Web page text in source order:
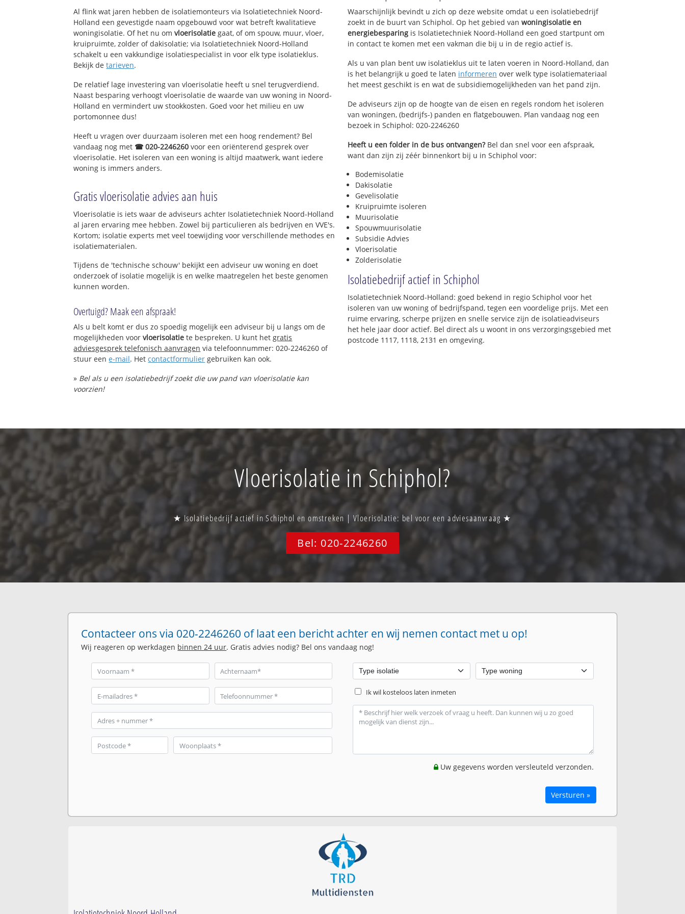
Al flink wat jaren hebben de isolatiemonteurs via Isolatietechniek Noord-
Holland een gevestigde naam opgebouwd voor wat betreft kwalitatieve
woningisolatie. Of het nu omvloerisolatie gaat, of om spouw, muur, vloer,
kruipruimte, zolder of dakisolatie; via Isolatietechniek Noord-Holland
schakelt u een vakkundige isolatiespecialist in voor elk type isolatieklus.
Bekijk detarieven.
De relatief lage investering van vloerisolatie heeft u snel terugverdiend.
Naast besparing verhoogt vloerisolatie de waarde van uw woning in Noord-
Holland en vermindert uw stookkosten. Goed voor het milieu en uw
portomonnee dus!
Heeft u vragen over duurzaam isoleren met een hoog rendement? Bel
vandaag nog met ☎ 020-2246260 voor een oriënterend gesprek over
vloerisolatie. Het isoleren van een woning is altijd maatwerk, want iedere
woning is immers anders.
Gratis vloerisolatie advies aan huis
Vloerisolatie is iets waar de adviseurs achter Isolatietechniek Noord-Holland
al jaren ervaring mee hebben. Zowel bij particulieren als bedrijven en VVE's.
Kortom; isolatie experts met veel toewijding voor verschillende methodes en
isolatiematerialen.
Tijdens de 'technische schouw' bekijkt een adviseur uw woning en doet
onderzoek of isolatie mogelijk is en welke maatregelen het beste genomen
kunnen worden.
Overtuigd? Maak een afspraak!
Als u belt komt er dus zo spoedig mogelijk een adviseur bij u langs om de
mogelijkheden voorvloerisolatie te bespreken. U kunt hetgratis
adviesgesprek telefonisch aanvragen via telefoonnummer: 020-2246260 of
stuur eene-mail. Hetcontactformulier gebruiken kan ook.
» Bel als u een isolatiebedrijf zoekt die uw pand van vloerisolatie kan
voorzien!
Waarschijnlijk bevindt u zich op deze website omdat u een isolatiebedrijf
zoekt in de buurt van Schiphol. Op het gebied van woningisolatie en
energiebesparing is Isolatietechniek Noord-Holland een goed startpunt om
in contact te komen met een vakman die bij u in de regio actief is.
Als u van plan bent uw isolatieklus uit te laten voeren in Noord-Holland, dan
is het belangrijk u goed te laten informeren over welk type isolatiemateriaal
het meest geschikt is en wat de subsidiemogelijkheden van het pand zijn.
De adviseurs zijn op de hoogte van de eisen en regels rondom het isoleren
van woningen, (bedrijfs-) panden en flatgebouwen. Plan vandaag nog een
bezoek in Schiphol: 020-2246260
Heeft u een folder in de bus ontvangen?Bel dan snel voor een afspraak,
want dan zijn zij zéér binnenkort bij u in Schiphol voor:
Bodemisolatie
Dakisolatie
Gevelisolatie
Kruipruimte isoleren
Muurisolatie
Spouwmuurisolatie
Subsidie Advies
Vloerisolatie
Zolderisolatie
Isolatiebedrijf actief in Schiphol
Isolatietechniek Noord-Holland: goed bekend in regio Schiphol voor het
isoleren van uw woning of bedrijfspand, tegen een voordelige prijs. Met een
ruime ervaring, scherpe prijzen en snelle service zijn de isolatieadviseurs
het hele jaar door actief. Bel direct als u woont in ons verzorgingsgebied met
postcode 1117, 1118, 2131 en omgeving.
Vloerisolatie in Schiphol?
★ Isolatiebedrijf actief in Schiphol en omstreken | Vloerisolatie: bel voor een adviesaanvraag ★
Bel: 020-2246260
Contacteer ons via 020-2246260 of laat een bericht achter en wij nemen contact met u op!
Wij reageren op werkdagen binnen 24 uur. Gratis advies nodig? Bel ons vandaag nog!
Ik wil kosteloos laten inmeten
Uw gegevens worden versleuteld verzonden.
Versturen »